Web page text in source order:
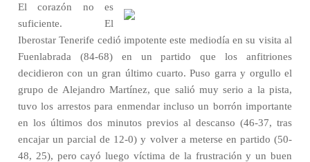
El corazón no es
suficiente. El
Iberostar Tenerife cedió impotente este mediodía en su visita al
Fuenlabrada (84-68) en un partido que los anfitriones
decidieron con un gran último cuarto. Puso garra y orgullo el
grupo de Alejandro Martínez, que salió muy serio a la pista,
tuvo los arrestos para enmendar incluso un borrón importante
en los últimos dos minutos previos al descanso (46-37, tras
encajar un parcial de 12-0) y volver a meterse en partido (50-
48, 25), pero cayó luego víctima de la frustración y un buen